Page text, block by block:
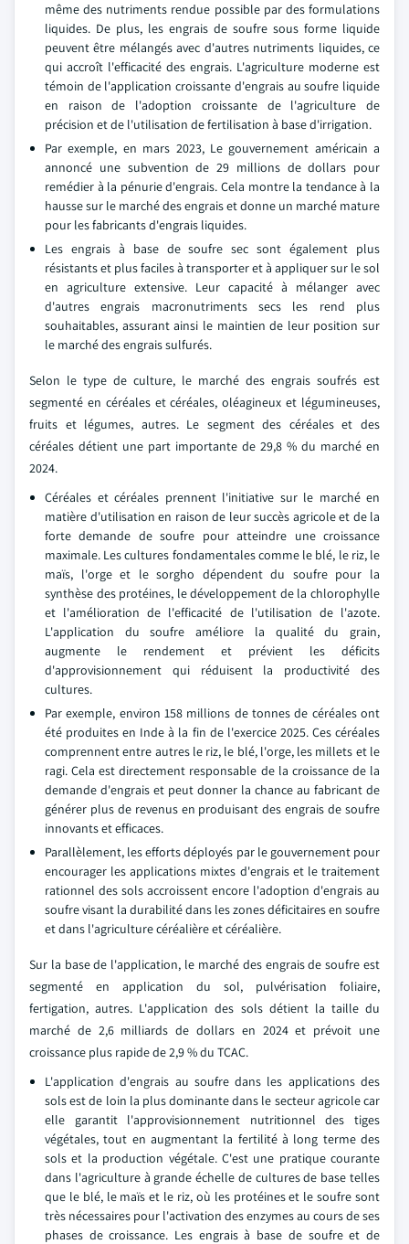
même des nutriments rendue possible par des formulations
liquides. De plus, les engrais de soufre sous forme liquide
peuvent être mélangés avec d'autres nutriments liquides, ce
qui accroît l'efficacité des engrais. L'agriculture moderne est
témoin de l'application croissante d'engrais au soufre liquide
en raison de l'adoption croissante de l'agriculture de
précision et de l'utilisation de fertilisation à base d'irrigation.
Par exemple, en mars 2023, Le gouvernement américain a
annoncé une subvention de 29 millions de dollars pour
remédier à la pénurie d'engrais. Cela montre la tendance à la
hausse sur le marché des engrais et donne un marché mature
pour les fabricants d'engrais liquides.
Les engrais à base de soufre sec sont également plus
résistants et plus faciles à transporter et à appliquer sur le sol
en agriculture extensive. Leur capacité à mélanger avec
d'autres engrais macronutriments secs les rend plus
souhaitables, assurant ainsi le maintien de leur position sur
le marché des engrais sulfurés.
Selon le type de culture, le marché des engrais soufrés est
segmenté en céréales et céréales, oléagineux et légumineuses,
fruits et légumes, autres. Le segment des céréales et des
céréales détient une part importante de 29,8 % du marché en
2024.
Céréales et céréales prennent l'initiative sur le marché en
matière d'utilisation en raison de leur succès agricole et de la
forte demande de soufre pour atteindre une croissance
maximale. Les cultures fondamentales comme le blé, le riz, le
maïs, l'orge et le sorgho dépendent du soufre pour la
synthèse des protéines, le développement de la chlorophylle
et l'amélioration de l'efficacité de l'utilisation de l'azote.
L'application du soufre améliore la qualité du grain,
augmente le rendement et prévient les déficits
d'approvisionnement qui réduisent la productivité des
cultures.
Par exemple, environ 158 millions de tonnes de céréales ont
été produites en Inde à la fin de l'exercice 2025. Ces céréales
comprennent entre autres le riz, le blé, l'orge, les millets et le
ragi. Cela est directement responsable de la croissance de la
demande d'engrais et peut donner la chance au fabricant de
générer plus de revenus en produisant des engrais de soufre
innovants et efficaces.
Parallèlement, les efforts déployés par le gouvernement pour
encourager les applications mixtes d'engrais et le traitement
rationnel des sols accroissent encore l'adoption d'engrais au
soufre visant la durabilité dans les zones déficitaires en soufre
et dans l'agriculture céréalière et céréalière.
Sur la base de l'application, le marché des engrais de soufre est
segmenté en application du sol, pulvérisation foliaire,
fertigation, autres. L'application des sols détient la taille du
marché de 2,6 milliards de dollars en 2024 et prévoit une
croissance plus rapide de 2,9 % du TCAC.
L'application d'engrais au soufre dans les applications des
sols est de loin la plus dominante dans le secteur agricole car
elle garantit l'approvisionnement nutritionnel des tiges
végétales, tout en augmentant la fertilité à long terme des
sols et la production végétale. C'est une pratique courante
dans l'agriculture à grande échelle de cultures de base telles
que le blé, le maïs et le riz, où les protéines et le soufre sont
très nécessaires pour l'activation des enzymes au cours de ses
phases de croissance. Les engrais à base de soufre et de